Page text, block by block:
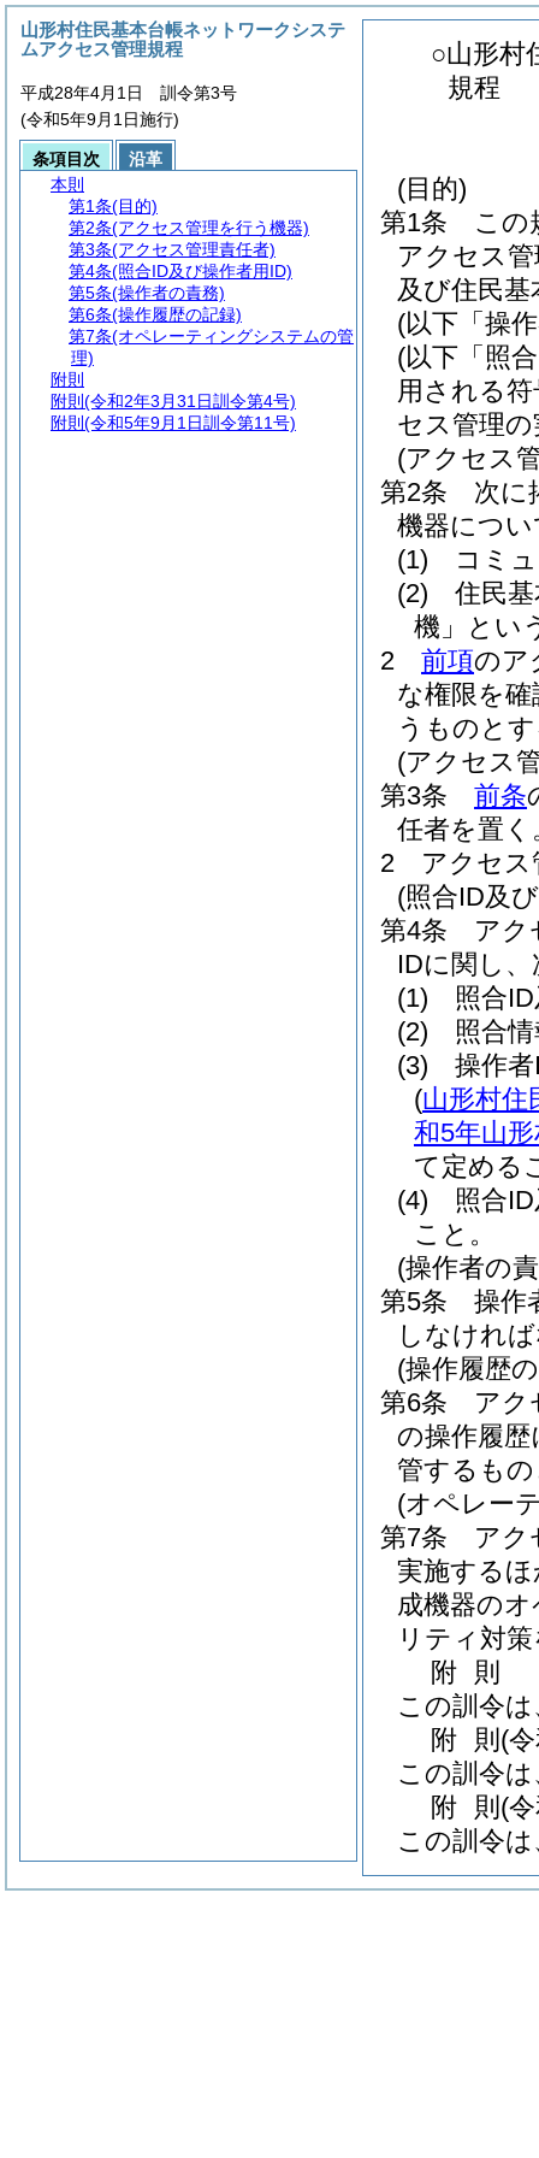
○山形村
規程
(目的)
第1条
この
アクセス
及び住民
(以下「操
(以下「照
用される符
セス管理
(アクセス
第2条
次に
機器につ
(1)
コミ
(2)
住民
機」とい
2
前項のア
な権限を
うものと
(アクセス
第3条
前条
任者を置く
2
アクセス
(照合ID及
第4条
アク
IDに関し
(1)
照合
(2)
照合
(3)
操作
(山形村住
和5年山
て定める
(4)
照合
こと。
(操作者の
第5条
操作
しなけれ
(操作履歴
第6条
アク
の操作履
管するも
(オペレー
第7条
アク
実施する
成機器の
リティ対
附 則
この訓令
附 則 (
この訓令
附 則 (
この訓令
山形村住民基本台帳ネットワークシステ
ムアクセス管理規程
平成28年4月1日 訓令第3号
(令和5年9月1日施行)
条項目次
沿革
本則
第1条(目的)
第2条(アクセス管理を行う機器)
第3条(アクセス管理責任者)
第4条(照合ID及び操作者用ID)
第5条(操作者の責務)
第6条(操作履歴の記録)
第7条(オペレーティングシステムの管
理)
附則
附則 (令和2年3月31日訓令第4号)
附則 (令和5年9月1日訓令第11号)